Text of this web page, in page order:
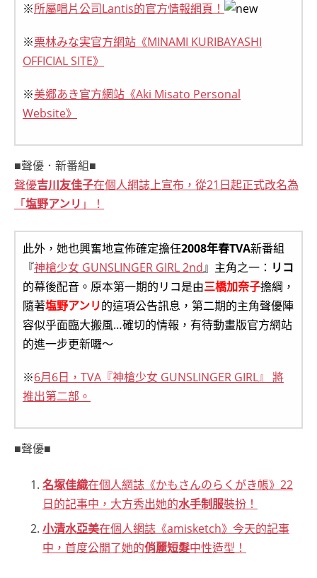
※所屬唱片公司Lantis的官方情報網頁！
※栗林みな実官方網站《MINAMI KURIBAYASHI
OFFICIAL SITE》
※美郷あき官方網站《Aki Misato Personal
Website》
■聲優．新番組■
聲優吉川友佳子在個人網誌上宣布，從21日起正式改名為
「塩野アンリ 」！
此外，她也興奮地宣佈確定擔任2008年春TVA新番組
『神槍少女 GUNSLINGER GIRL 2nd』主角之一： リコ
的幕後配音。原本第一期的リコ是由三橋加奈子擔綱，
隨著塩野アンリ的這項公告訊息，第二期的主角聲優陣
容似乎面臨大搬風…確切的情報，有待動畫版官方網站
的進一步更新囉～
※6月6日，TVA『神槍少女 GUNSLINGER GIRL』 將
推出第二部。
■聲優■
名塚佳織在個人網誌《かもさんのらくがき帳》22
日的記事中，大方秀出她的水手制服裝扮！
小清水亞美在個人網誌《amisketch》今天的記事
中，首度公開了她的俏麗短髮中性造型！